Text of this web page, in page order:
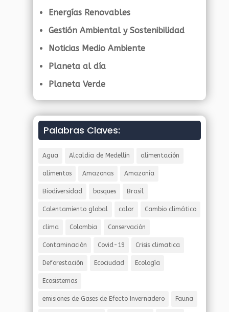
Energías Renovables
Gestión Ambiental y Sostenibilidad
Noticias Medio Ambiente
Planeta al día
Planeta Verde
Palabras Claves:
Agua Alcaldia de Medellín alimentación
alimentos Amazonas Amazonía
Biodiversidad bosques Brasil
Calentamiento global calor Cambio climático
clima Colombia Conservación
Contaminación Covid-19 Crisis climatica
Deforestación Ecociudad Ecología
Ecosistemas
emisiones de Gases de Efecto Invernadero Fauna